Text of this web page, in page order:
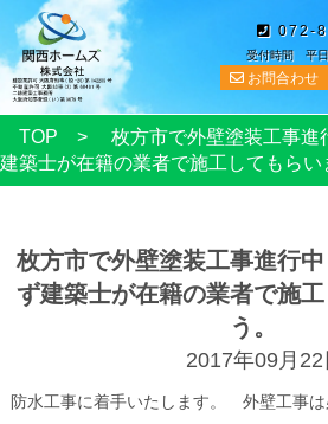
072-
受付時間 平
お問合わせ
TOP
枚方市で外壁塗装工事
建築士が在籍の業者で施工してもら
枚方市で外壁塗装工事進
ず建築士が在籍の業者で施
う。
2017年09月22
防水工事に着手いたします。 外壁工事